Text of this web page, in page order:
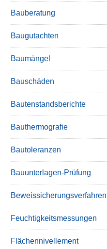
Bauberatung
Baugutachten
Baumängel
Bauschäden
Bautenstandsberichte
Bauthermografie
Bautoleranzen
Bauunterlagen-Prüfung
Beweissicherungsverfahren
Feuchtigkeitsmessungen
Flächennivellement